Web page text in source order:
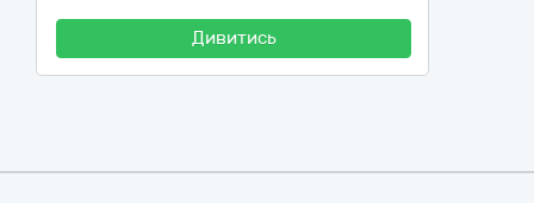
Дивитись